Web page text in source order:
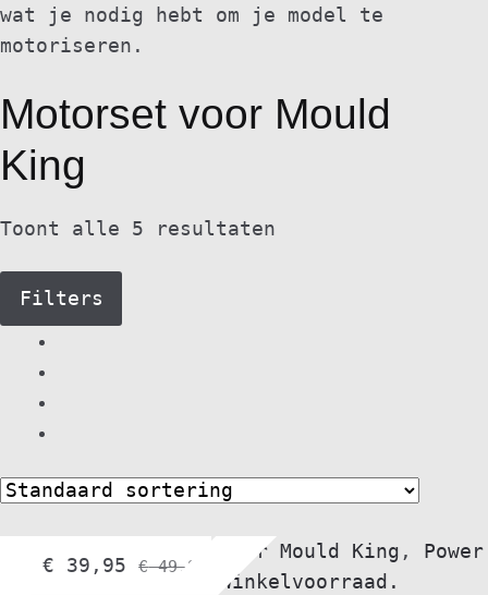
wat je nodig hebt om je model te
motoriseren.
Motorset voor Mould
King
Toont alle 5 resultaten
Filters
Motorset voor Mould King ,
Power
Winkelvoorraad.
€ 39,95 €49,95